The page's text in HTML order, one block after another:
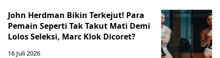
John Herdman Bikin Terkejut! Para
Pemain Seperti Tak Takut Mati Demi
Lolos Seleksi, Marc Klok Dicoret?
16 Juli 2026